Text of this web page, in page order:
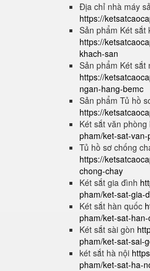
Địa chỉ nhà máy
https://
Sản phẩm Két sắt
https://
khach-san
Sản phẩm Két sắt
https://
ngan-hang-bemc
Sản phẩm Tủ hồ
https://
Két sắt văn phòng
pham/ket-sat-van-
Tủ hồ sơ chống
https://
chong-chay
Két sắt gia đình
pham/ket-sat-gia-
Két sắt hàn quốc
pham/ket-sat-
Két sắt sài gòn
pham/ket-sat-sai-
két sắt hà nội
pham/ket-sat-ha-